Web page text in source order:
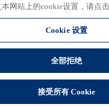
动局总务部企划调整课
网站上的cookie设置，请点
Cookie 设置
全部拒绝
接受所有 Cookie